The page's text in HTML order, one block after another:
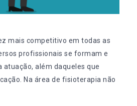
mais competitivo em todas as
profissionais se formam e
atuação, além daqueles que
Na área de fisioterapia não